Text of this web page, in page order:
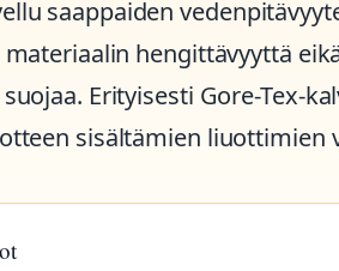
saappaiden
materiaalin hengittävyyttä
Erityisesti Gore-Tex-
sisältämien liuottimien